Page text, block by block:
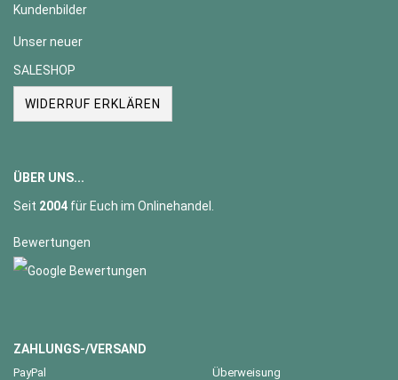
Kundenbilder
Unser neuer
SALESHOP
WIDERRUF ERKLÄREN
ÜBER UNS...
Seit 2004 für Euch im Onlinehandel.
Bewertungen
ZAHLUNGS-/VERSAND
PayPal Überweisung